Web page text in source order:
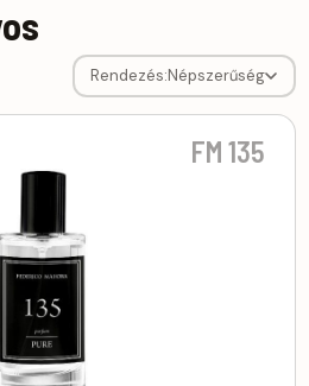
Rendezés:Népszerűség
FM 135